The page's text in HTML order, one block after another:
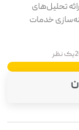
تحلیل‌های
خدمات
یک نظر